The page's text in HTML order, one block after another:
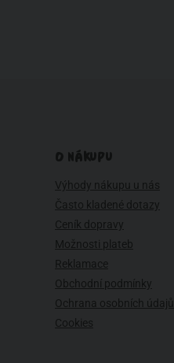
O NÁKUPU
Výhody nákupu u nás
Často kladené dotazy
Ceník dopravy
Možnosti plateb
Reklamace
Obchodní podmínky
Ochrana osobních údajů
Cookies